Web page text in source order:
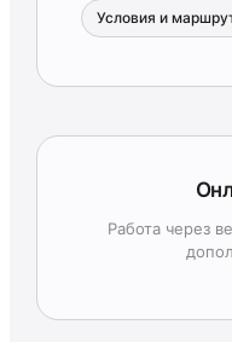
Условия и
Работа через